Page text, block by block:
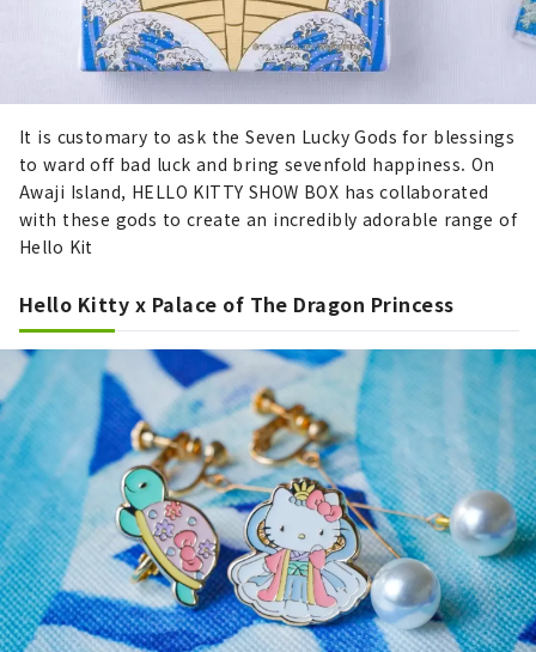
It is customary to ask the Seven Lucky Gods for blessings
to ward off bad luck and bring sevenfold happiness. On
Awaji Island, HELLO KITTY SHOW BOX has collaborated
with these gods to create an incredibly adorable range of
Hello Kit
Hello Kitty x Palace of The Dragon Princess